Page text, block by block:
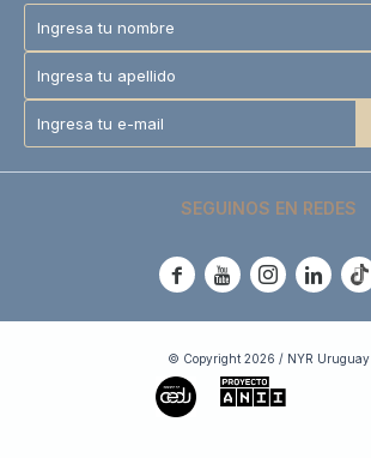
SEGUINOS EN REDES
    
© Copyright 2026 / NYR Uruguay